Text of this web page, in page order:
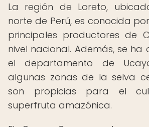
La región de Loreto,
norte de Perú, es conocida
principales productores de
nivel nacional. Además, se
el departamento de
algunas zonas de la selva
son propicias para el
superfruta amazónica.